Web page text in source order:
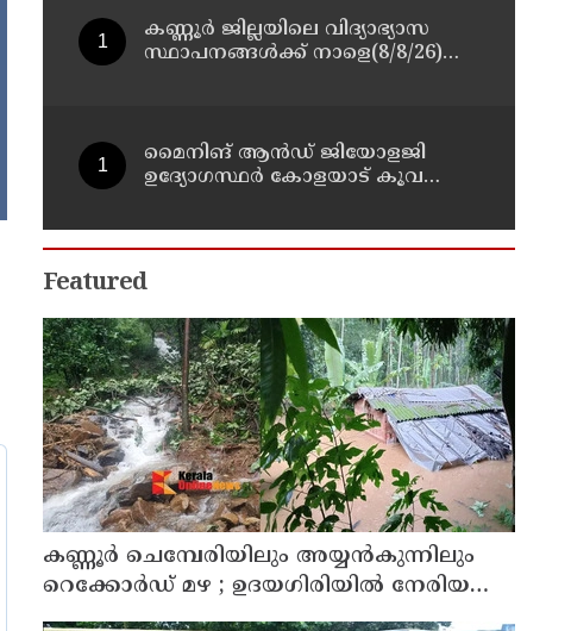
കണ്ണൂർ ജില്ലയിലെ വിദ്യാഭ്യാസ
സ്ഥാപനങ്ങള്‍ക്ക് നാളെ(8/8/26)
മൈനിങ് ആൻഡ്​ ജിയോളജി
ഉദ്യോഗസ്ഥർ കോളയാട് കൂവ
Featured
കണ്ണൂർ ചെമ്പേരിയിലും അയ്യൻകുന്നിലും
റെക്കോർഡ് മഴ ; ഉദയഗിരിയിൽ നേരിയ
ഉരുൾപൊട്ടൽ; 13 പേരെ ക്യാമ്പിലേക്ക് മാറ്റി